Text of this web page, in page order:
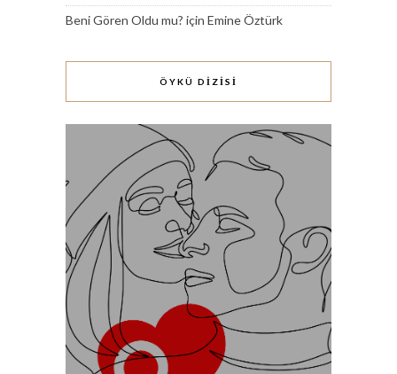
Beni Gören Oldu mu? için Emine Öztürk
ÖYKÜ DİZİSİ